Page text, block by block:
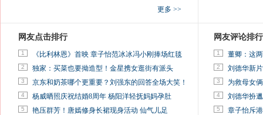
更多 >>
网友点击排行
1 《比利林恩》首映 章子怡范冰冰冯小刚捧场红毯
2 独家：买菜也要拗造型！金星携女逛街有派头
3 京东和奶茶哪个更重要？刘强东的回答全场大笑！
4 杨威晒照庆祝结婚8周年 杨阳洋轻抚妈妈孕肚
5 艳压群芳！唐嫣修身长裙现身活动 仙气儿足
网友评论排行
1 董卿：这
2 刘德华新
3 为救母女
4 刘德华扮
5 章子怡斥